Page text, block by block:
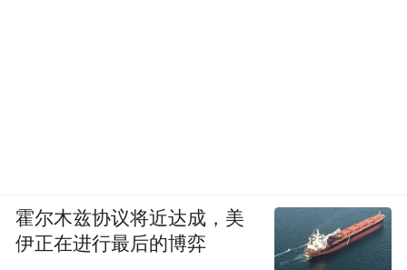
霍尔木兹协议将近达成，美
伊正在进行最后的博弈